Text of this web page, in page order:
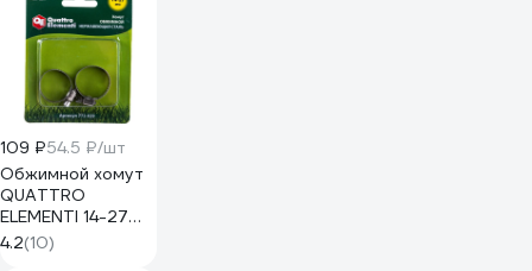
109 ₽54.5 ₽/шт
Обжимной хомут
QUATTRO
ELEMENTI 14-27
мм, нержавеющая
сталь 2 шт 772-
4.2(10)